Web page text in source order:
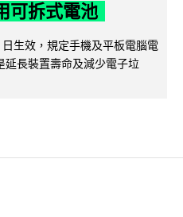
可拆式電池
生效，規定手機及平板電腦電
長裝置壽命及減少電子垃